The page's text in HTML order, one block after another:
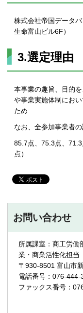
株式会社帝国データ
生命富山ビル6F）
3.選定理由
本事業の趣旨、目的
や事業実施体制にお
ため
なお、全参加事業者
85.7点、75.3点、
点）
お問い合わせ
所属課室：商工労働
業・商業活性化担当
〒930-8501 富山市
電話番号：076-444-
ファックス番号：